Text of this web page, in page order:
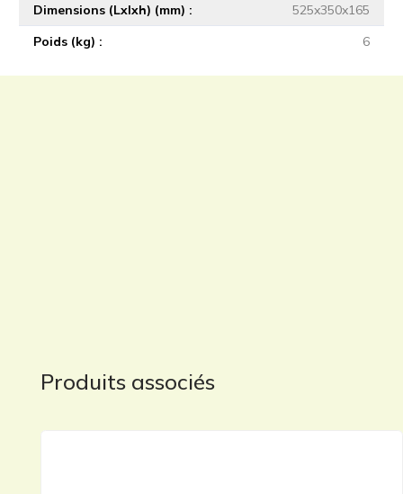
Dimensions (Lxlxh) (mm)
525x350x165
Poids (kg)
6
Produits associés